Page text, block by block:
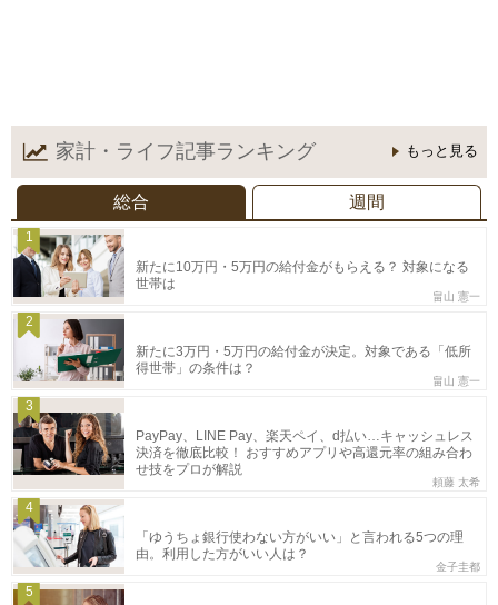
家計・ライフ記事ランキング もっと見る
総合 週間
1
新たに10万円・5万円の給付金がもらえる？ 対象になる
世帯は
畠山 憲一
2
新たに3万円・5万円の給付金が決定。対象である「低所
得世帯」の条件は？
畠山 憲一
3
PayPay、LINE Pay、楽天ペイ、d払い…キャッシュレス
決済を徹底比較！ おすすめアプリや高還元率の組み合わ
せ技をプロが解説
頼藤 太希
4
「ゆうちょ銀行使わない方がいい」と言われる5つの理
由。利用した方がいい人は？
金子圭都
5